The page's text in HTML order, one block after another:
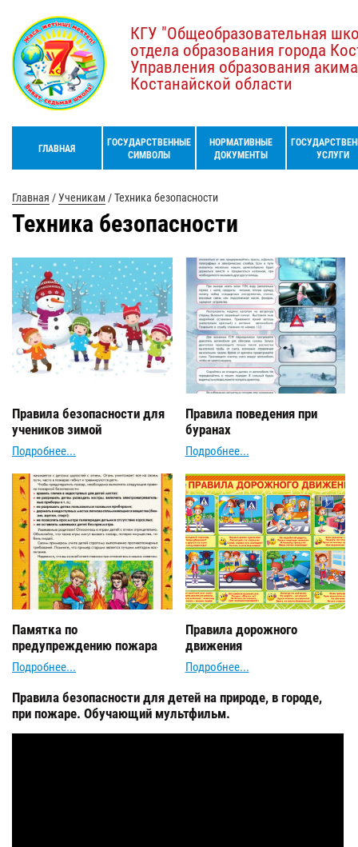
КГУ "Общеобразовательная
отдела образования города
Управления образования
Костанайской области
ГЛАВНАЯ
ГОСУДАРСТВЕННЫЕ
СИМВОЛЫ
НОРМАТИВНЫЕ
ДОКУМЕНТЫ
УСЛУГИ
Главная /Ученикам /Техника безопасности
Техника безопасности
Правила безопасности для
учеников зимой
Подробнее...
Правила поведения при
буранах
Подробнее...
Памятка по
предупреждению пожара
Подробнее...
Правила дорожного
движения
Подробнее...
Правила безопасности для детей на природе, в городе,
при пожаре. Обучающий мультфильм.